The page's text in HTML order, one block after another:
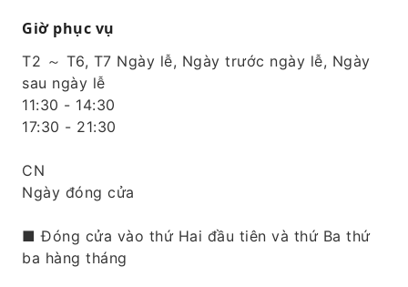
Giờ phục vụ
T2 ～ T6, T7 Ngày lễ, Ngày trước ngày lễ, Ngày
sau ngày lễ
11:30 - 14:30
17:30 - 21:30
CN
Ngày đóng cửa
■ Đóng cửa vào thứ Hai đầu tiên và thứ Ba thứ
ba hàng tháng